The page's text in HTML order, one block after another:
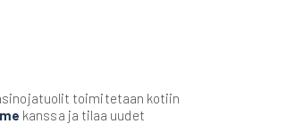
toimitetaan kotiin
kanssa ja tilaa uudet